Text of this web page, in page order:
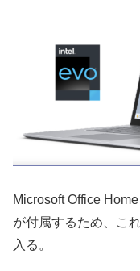
Microsoft Office
が付属するため、こ
入る。